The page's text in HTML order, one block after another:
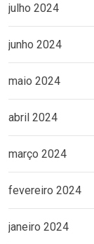
julho 2024
junho 2024
maio 2024
abril 2024
março 2024
fevereiro 2024
janeiro 2024